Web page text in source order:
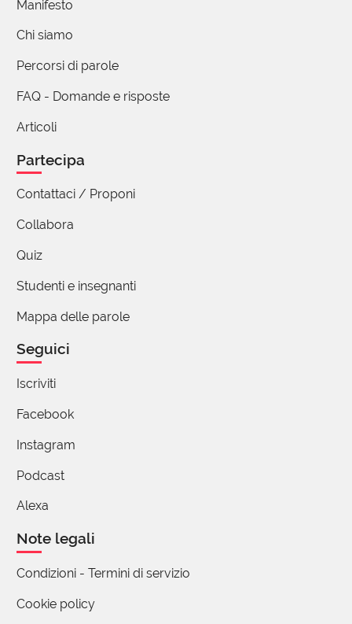
Manifesto
Chi siamo
Percorsi di parole
FAQ - Domande e risposte
Articoli
Partecipa
Contattaci / Proponi
Collabora
Quiz
Studenti e insegnanti
Mappa delle parole
Seguici
Iscriviti
Facebook
Instagram
Podcast
Alexa
Note legali
Condizioni - Termini di servizio
Cookie policy